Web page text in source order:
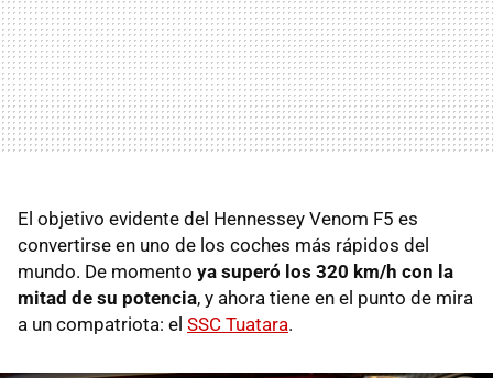
El objetivo evidente del Hennessey Venom F5 es
convertirse en uno de los coches más rápidos del
mundo. De momento ya superó los 320 km/h con la
mitad de su potencia, y ahora tiene en el punto de mira
a un compatriota: el SSC Tuatara.